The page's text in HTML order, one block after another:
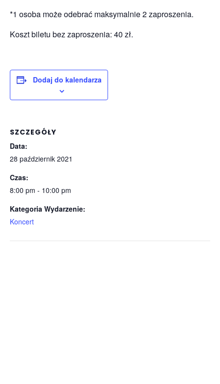
*1 osoba może odebrać maksymalnie 2 zaproszenia.
Koszt biletu bez zaproszenia: 40 zł.
Dodaj do kalendarza
SZCZEGÓŁY
Data:
28 październik 2021
Czas:
8:00 pm - 10:00 pm
Kategoria Wydarzenie:
Koncert